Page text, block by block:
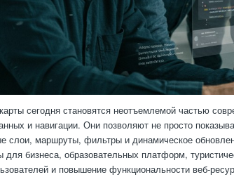
сегодня становятся неотъемлемой частью
и навигации. Они позволяют не просто
слои, маршруты, фильтры и динамическое
для бизнеса, образовательных платформ,
и повышение функциональности веб-